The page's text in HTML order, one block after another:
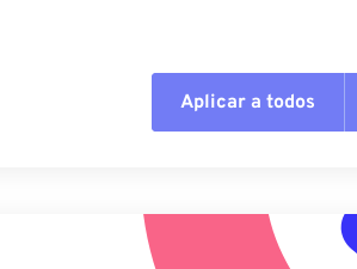
Aplicar a todos
Aplicar a partir da predefinição